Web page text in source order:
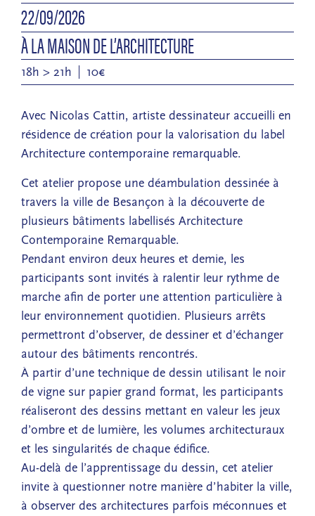
22/09/2026
À LA MAISON DE L’ARCHITECTURE
18h > 21h 10€
Avec Nicolas Cattin, artiste dessinateur accueilli en
résidence de création pour la valorisation du label
Architecture contemporaine remarquable.
Cet atelier propose une déambulation dessinée à
travers la ville de Besançon à la découverte de
plusieurs bâtiments labellisés Architecture
Contemporaine Remarquable.
Pendant environ deux heures et demie, les
participants sont invités à ralentir leur rythme de
marche afin de porter une attention particulière à
leur environnement quotidien. Plusieurs arrêts
permettront d’observer, de dessiner et d’échanger
autour des bâtiments rencontrés.
À partir d’une technique de dessin utilisant le noir
de vigne sur papier grand format, les participants
réaliseront des dessins mettant en valeur les jeux
d’ombre et de lumière, les volumes architecturaux
et les singularités de chaque édifice.
Au-delà de l’apprentissage du dessin, cet atelier
invite à questionner notre manière d’habiter la ville,
à observer des architectures parfois méconnues et